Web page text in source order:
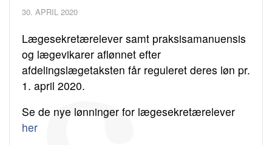
30. APRIL 2020
Lægesekretærelever samt praksisamanuensis
og lægevikarer aflønnet efter
afdelingslægetaksten får reguleret deres løn pr.
1. april 2020.
Se de nye lønninger for lægesekretærelever
her